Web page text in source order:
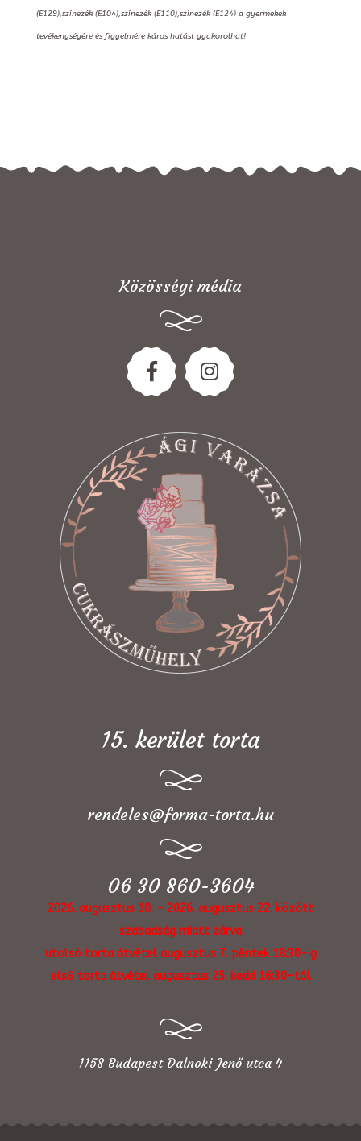
(E129),színezék (E104),színezék (E110),színezék (E124) a gyermekek
tevékenységére és figyelmére káros hatást gyakorolhat!
Közösségi média
15. kerület torta
rendeles@forma-torta.hu
06 30 860-3604
2026. augusztus 10. - 2026. augusztus 22. között
szabadság miatt zárva
utolsó torta átvétel augusztus 7. péntek 18:30-ig
első torta átvétel augusztus 25. kedd 16:30-tól
1158 Budapest Dalnoki Jenő utca 4